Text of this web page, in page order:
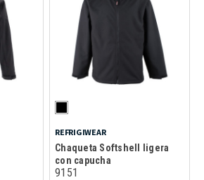
REFRIGIWEAR
Chaqueta Softshell ligera
con capucha
9151